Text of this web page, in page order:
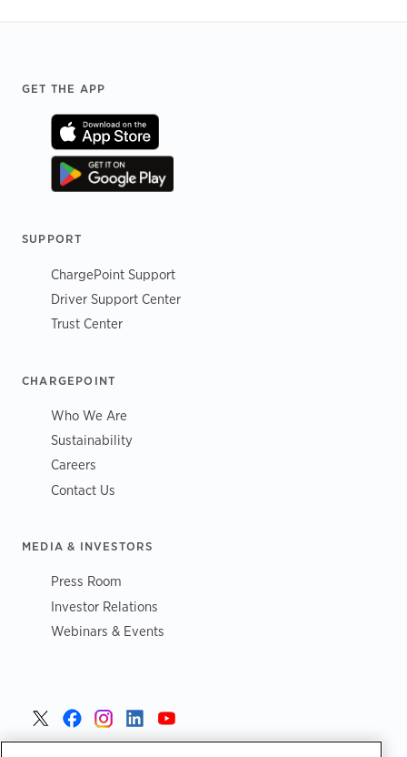
Footer
GET THE APP
SUPPORT
ChargePoint Support
Driver Support Center
Trust Center
CHARGEPOINT
Who We Are
Sustainability
Careers
Contact Us
MEDIA & INVESTORS
Press Room
Investor Relations
Webinars & Events